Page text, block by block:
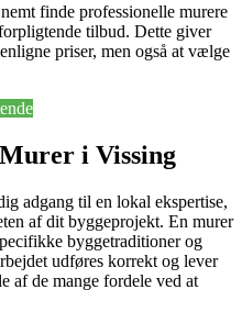
finde professionelle murere
tilbud. Dette giver
priser, men også at vælge
i Vissing
adgang til en lokal ekspertise,
af dit byggeprojekt. En murer
byggetraditioner og
udføres korrekt og lever
af de mange fordele ved at